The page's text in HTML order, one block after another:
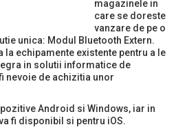
magazinele in
care se doreste
vanzare de pe o
unica: Modul Bluetooth Extern.
echipamente existente pentru a le
in solutii informatice de
nevoie de achizitia unor
Android si Windows, iar in
fi disponibil si pentru iOS.